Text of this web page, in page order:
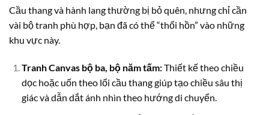
Cầu thang và hành lang thường bị bỏ quên, nhưng chỉ cần
vài bộ tranh phù hợp, bạn đã có thể “thổi hồn” vào những
khu vực này.
Tranh Canvas bộ ba, bộ năm tấm:Thiết kế theo chiều
dọc hoặc uốn theo lối cầu thang giúp tạo chiều sâu thị
giác và dẫn dắt ánh nhìn theo hướng di chuyển.